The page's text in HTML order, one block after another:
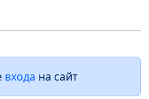
входа на сайт